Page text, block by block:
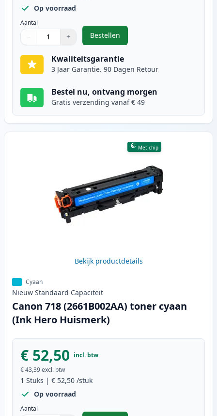
Op voorraad
Aantal
Gebruik de knoppen om aan te passen
− +
1
Bestellen
,Canon 718 (2662B002AA) toner
Kwaliteitsgarantie
3 Jaar Garantie. 90 Dagen Retour
Bestel nu, ontvang morgen
Gratis verzending vanaf € 49
Met chip
Bekijk productdetails
Cyaan
Nieuw Standaard Capaciteit
Canon 718 (2661B002AA) toner cyaan
(Ink Hero Huismerk)
€ 52,50 incl. btw
€ 43,39excl. btw
1 Stuks | € 52,50 /stuk
Op voorraad
Aantal